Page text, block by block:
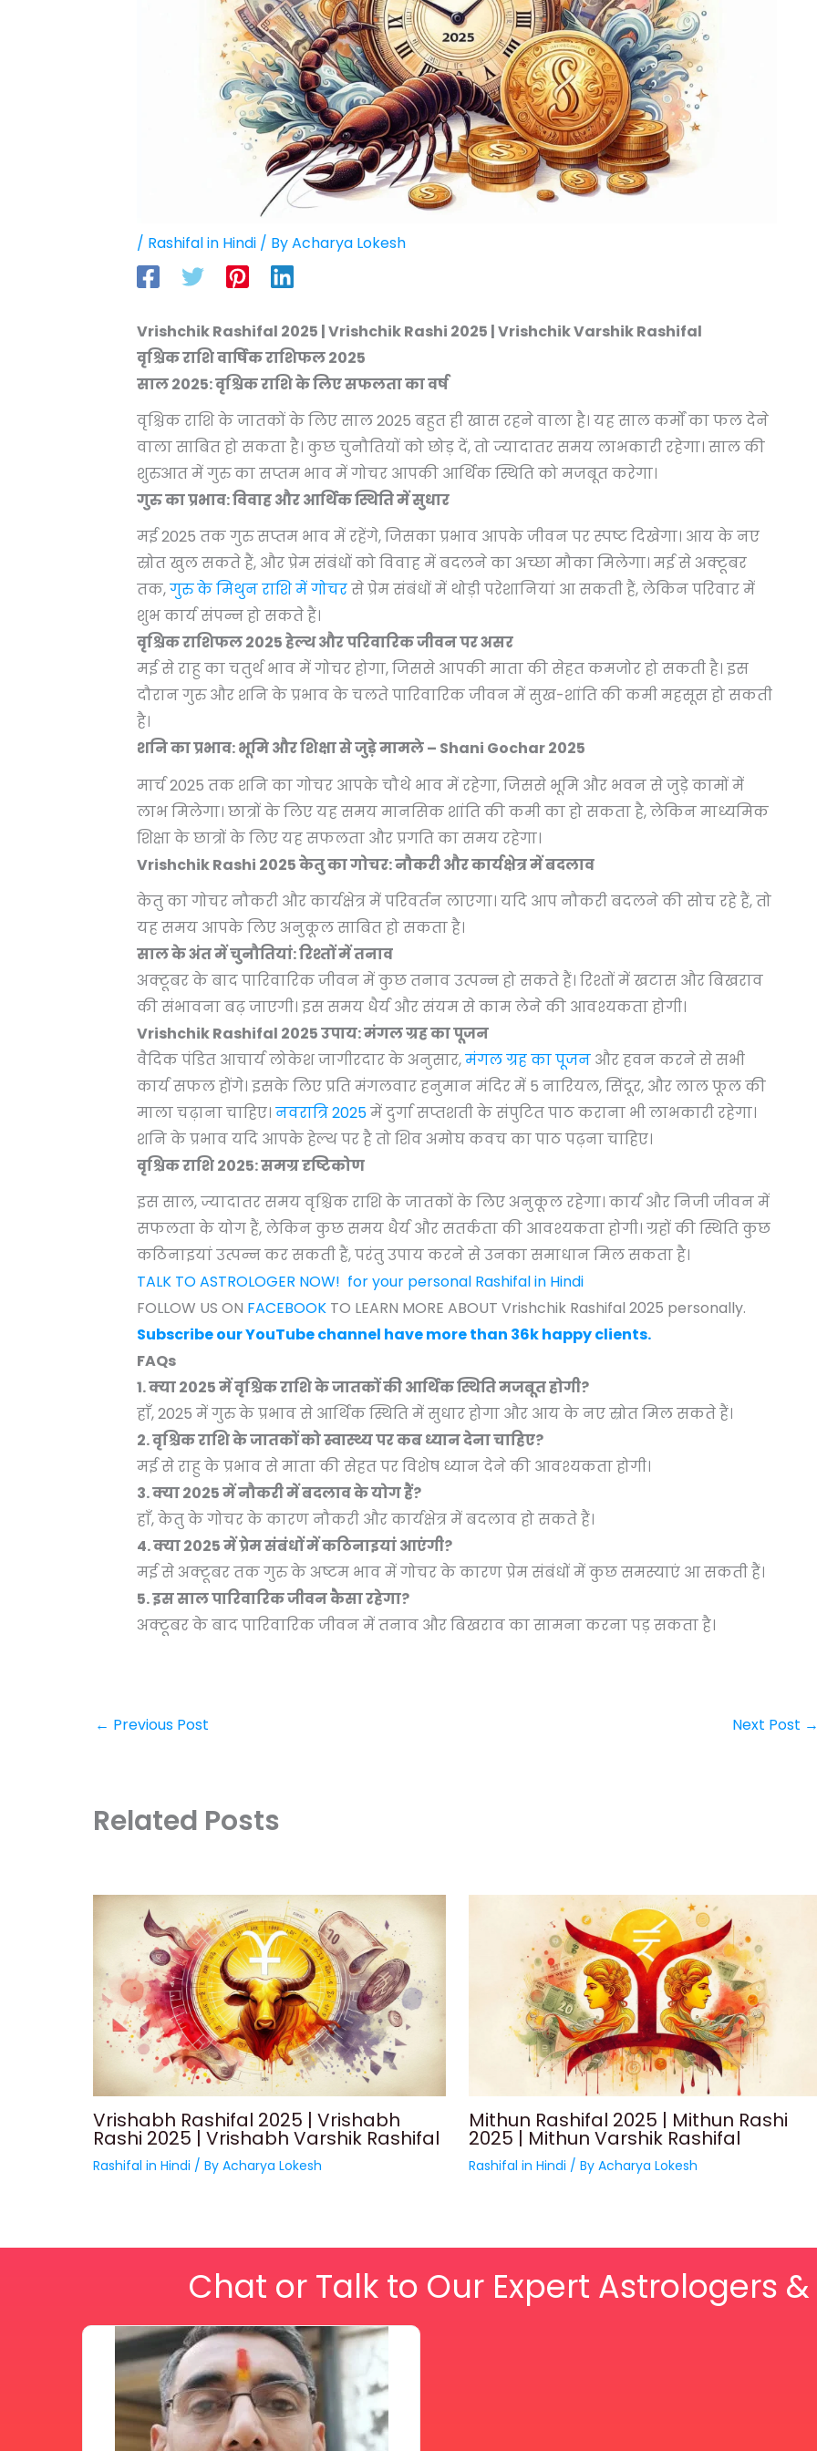
/ Rashifal in Hindi / ByAcharya Lokesh
Vrishchik Rashifal 2025 | Vrishchik Rashi 2025 | Vrishchik Varshik Rashifal
वृश्चिक राशि वार्षिक राशिफल 2025
साल 2025: वृश्चिक राशि के लिए सफलता का वर्ष
वृश्चिक राशि के जातकों के लिए साल 2025 बहुत ही खास रहने वाला है। यह साल कर्मों का फल देने
वाला साबित हो सकता है। कुछ चुनौतियों को छोड़ दें, तो ज्यादातर समय लाभकारी रहेगा। साल की
शुरुआत में गुरु का सप्तम भाव में गोचर आपकी आर्थिक स्थिति को मजबूत करेगा।
गुरु का प्रभाव: विवाह और आर्थिक स्थिति में सुधार
मई 2025 तक गुरु सप्तम भाव में रहेंगे, जिसका प्रभाव आपके जीवन पर स्पष्ट दिखेगा। आय के नए
स्रोत खुल सकते हैं, और प्रेम संबंधों को विवाह में बदलने का अच्छा मौका मिलेगा। मई से अक्टूबर
तक,गुरु के मिथुन राशि में गोचरसे प्रेम संबंधों में थोड़ी परेशानियां आ सकती हैं, लेकिन परिवार में
शुभ कार्य संपन्न हो सकते हैं।
वृश्चिक राशिफल 2025 हेल्थ और परिवारिक जीवन पर असर
मई से राहु का चतुर्थ भाव में गोचर होगा, जिससे आपकी माता की सेहत कमजोर हो सकती है। इस
दौरान गुरु और शनि के प्रभाव के चलते पारिवारिक जीवन में सुख-शांति की कमी महसूस हो सकती
है।
शनि का प्रभाव: भूमि और शिक्षा से जुड़े मामले – Shani Gochar 2025
मार्च 2025 तक शनि का गोचर आपके चौथे भाव में रहेगा, जिससे भूमि और भवन से जुड़े कामों में
लाभ मिलेगा। छात्रों के लिए यह समय मानसिक शांति की कमी का हो सकता है, लेकिन माध्यमिक
शिक्षा के छात्रों के लिए यह सफलता और प्रगति का समय रहेगा।
Vrishchik Rashi 2025 केतु का गोचर: नौकरी और कार्यक्षेत्र में बदलाव
केतु का गोचर नौकरी और कार्यक्षेत्र में परिवर्तन लाएगा। यदि आप नौकरी बदलने की सोच रहे हैं, तो
यह समय आपके लिए अनुकूल साबित हो सकता है।
साल के अंत में चुनौतियां: रिश्तों में तनाव
अक्टूबर के बाद पारिवारिक जीवन में कुछ तनाव उत्पन्न हो सकते हैं। रिश्तों में खटास और बिखराव
की संभावना बढ़ जाएगी। इस समय धैर्य और संयम से काम लेने की आवश्यकता होगी।
Vrishchik Rashifal 2025 उपाय: मंगल ग्रह का पूजन
वैदिक पंडित आचार्य लोकेश जागीरदार के अनुसार,मंगल ग्रह का पूजन और हवन करने से सभी
कार्य सफल होंगे। इसके लिए प्रति मंगलवार हनुमान मंदिर में 5 नारियल, सिंदूर, और लाल फूल की
माला चढ़ाना चाहिए। नवरात्रि 2025में दुर्गा सप्तशती के संपुटित पाठ कराना भी लाभकारी रहेगा।
शनि के प्रभाव यदि आपके हेल्थ पर है तो शिव अमोघ कवच का पाठ पढ़ना चाहिए।
वृश्चिक राशि 2025: समग्र दृष्टिकोण
इस साल, ज्यादातर समय वृश्चिक राशि के जातकों के लिए अनुकूल रहेगा। कार्य और निजी जीवन में
सफलता के योग हैं, लेकिन कुछ समय धैर्य और सतर्कता की आवश्यकता होगी। ग्रहों की स्थिति कुछ
कठिनाइयां उत्पन्न कर सकती हैं, परंतु उपाय करने से उनका समाधान मिल सकता है।
TALK TO ASTROLOGER NOW! for your personal Rashifal in Hindi
FOLLOW US ON FACEBOOK TO LEARN MORE ABOUT Vrishchik Rashifal 2025 personally.
Subscribe our YouTube channel have more than 36k happy clients.
FAQs
1. क्या 2025 में वृश्चिक राशि के जातकों की आर्थिक स्थिति मजबूत होगी?
हाँ, 2025 में गुरु के प्रभाव से आर्थिक स्थिति में सुधार होगा और आय के नए स्रोत मिल सकते हैं।
2. वृश्चिक राशि के जातकों को स्वास्थ्य पर कब ध्यान देना चाहिए?
मई से राहु के प्रभाव से माता की सेहत पर विशेष ध्यान देने की आवश्यकता होगी।
3. क्या 2025 में नौकरी में बदलाव के योग हैं?
हाँ, केतु के गोचर के कारण नौकरी और कार्यक्षेत्र में बदलाव हो सकते हैं।
4. क्या 2025 में प्रेम संबंधों में कठिनाइयां आएंगी?
मई से अक्टूबर तक गुरु के अष्टम भाव में गोचर के कारण प्रेम संबंधों में कुछ समस्याएं आ सकती हैं।
5. इस साल पारिवारिक जीवन कैसा रहेगा?
अक्टूबर के बाद पारिवारिक जीवन में तनाव और बिखराव का सामना करना पड़ सकता है।
← Previous Post Next Post
Related Posts
Vrishabh Rashifal 2025 | Vrishabh
Rashi 2025 | Vrishabh Varshik Rashifal
Rashifal in Hindi / By Acharya Lokesh
Mithun Rashifal 2025 | Mithun Rashi
2025 | Mithun Varshik Rashifal
Rashifal in Hindi / By Acharya Lokesh
Chat or Talk to Our Expert Astrologers
Price
range:
₹ 2,100.00
through
₹ 2,999.00
This
product
has
multiple
variants.